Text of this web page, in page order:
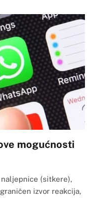
mogućnosti
(sitkere),
izvor reakcija,